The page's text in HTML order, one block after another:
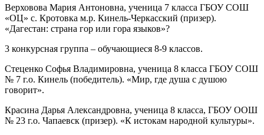
Верховова Мария Антоновна, ученица 7 класса ГБОУ СОШ
«ОЦ» с. Кротовка м.р. Кинель-Черкасский (призер).
«Дагестан: страна гор или гора языков»?
3 конкурсная группа – обучающиеся 8-9 классов.
Стеценко Софья Владимировна, ученица 8 класса ГБОУ СОШ
№ 7 г.о. Кинель (победитель). «Мир, где душа с душою
говорит».
Красина Дарья Александровна, ученица 8 класса, ГБОУ ООШ
№ 23 г.о. Чапаевск (призер). «К истокам народной культуры».